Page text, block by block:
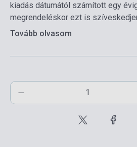
kiadás dátumától számított egy
megrendeléskor ezt is
Tovább olvasom